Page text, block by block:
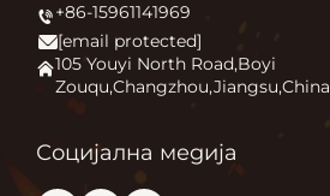
Новине
Примена
Често постављане питања
Грејач за дворац
Огњ
Пећница за пицу
+86-15961141969
[email protected]
105 Youyi North Road,Boyi
Zouqu,Changzhou,Jiangsu,China
Социјална медија